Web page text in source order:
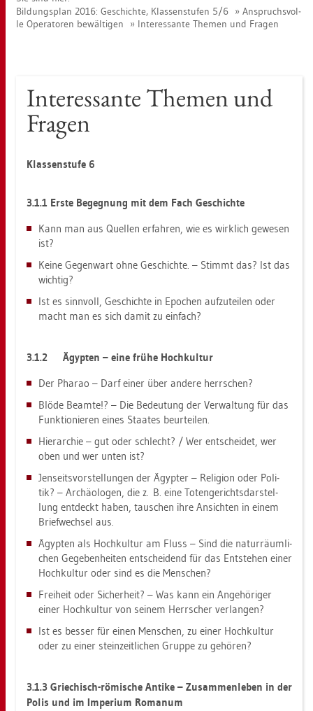
Bil­dungs­plan 2016: Ge­schich­te, Klas­sen­stu­fen 5/6
An­spruchs­vol­
le Ope­ra­to­ren be­wäl­ti­gen
In­ter­es­san­te The­men und Fra­gen
In­ter­es­san­te The­men und
Fra­gen
Klas­sen­stu­fe 6
3.1.1 Erste Be­geg­nung mit dem Fach Ge­schich­te
Kann man aus Quel­len er­fah­ren, wie es wirk­lich ge­we­sen
ist?
Keine Ge­gen­wart ohne Ge­schich­te. – Stimmt das? Ist das
wich­tig?
Ist es sinn­voll, Ge­schich­te in Epo­chen auf­zu­tei­len oder
macht man es sich damit zu ein­fach?
3.1.2 Ägyp­ten – eine frühe Hoch­kul­tur
Der Pha­rao – Darf einer über an­de­re herr­schen?
Blöde Be­am­te!? – Die Be­deu­tung der Ver­wal­tung für das
Funk­tio­nie­ren eines Staa­tes be­ur­tei­len.
Hier­ar­chie – gut oder schlecht? / Wer ent­schei­det, wer
oben und wer unten ist?
Jen­seits­vor­stel­lun­gen der Ägyp­ter – Re­li­gi­on oder Po­li­
tik? – Ar­chäo­lo­gen, die z. B. eine To­ten­ge­richts­dar­stel­
lung ent­deckt haben, tau­schen ihre An­sich­ten in einem
Brief­wech­sel aus.
Ägyp­ten als Hoch­kul­tur am Fluss – Sind die na­tur­räum­li­
chen Ge­ge­ben­hei­ten ent­schei­dend für das Ent­ste­hen einer
Hoch­kul­tur oder sind es die Men­schen?
Frei­heit oder Si­cher­heit? – Was kann ein An­ge­hö­ri­ger
einer Hoch­kul­tur von sei­nem Herr­scher ver­lan­gen?
Ist es bes­ser für einen Men­schen, zu einer Hoch­kul­tur
oder zu einer stein­zeit­li­chen Grup­pe zu ge­hö­ren?
3.1.3 Grie­chisch-rö­mi­sche An­ti­ke – Zu­sam­men­le­ben in der
Polis und im Im­pe­ri­um Ro­ma­num